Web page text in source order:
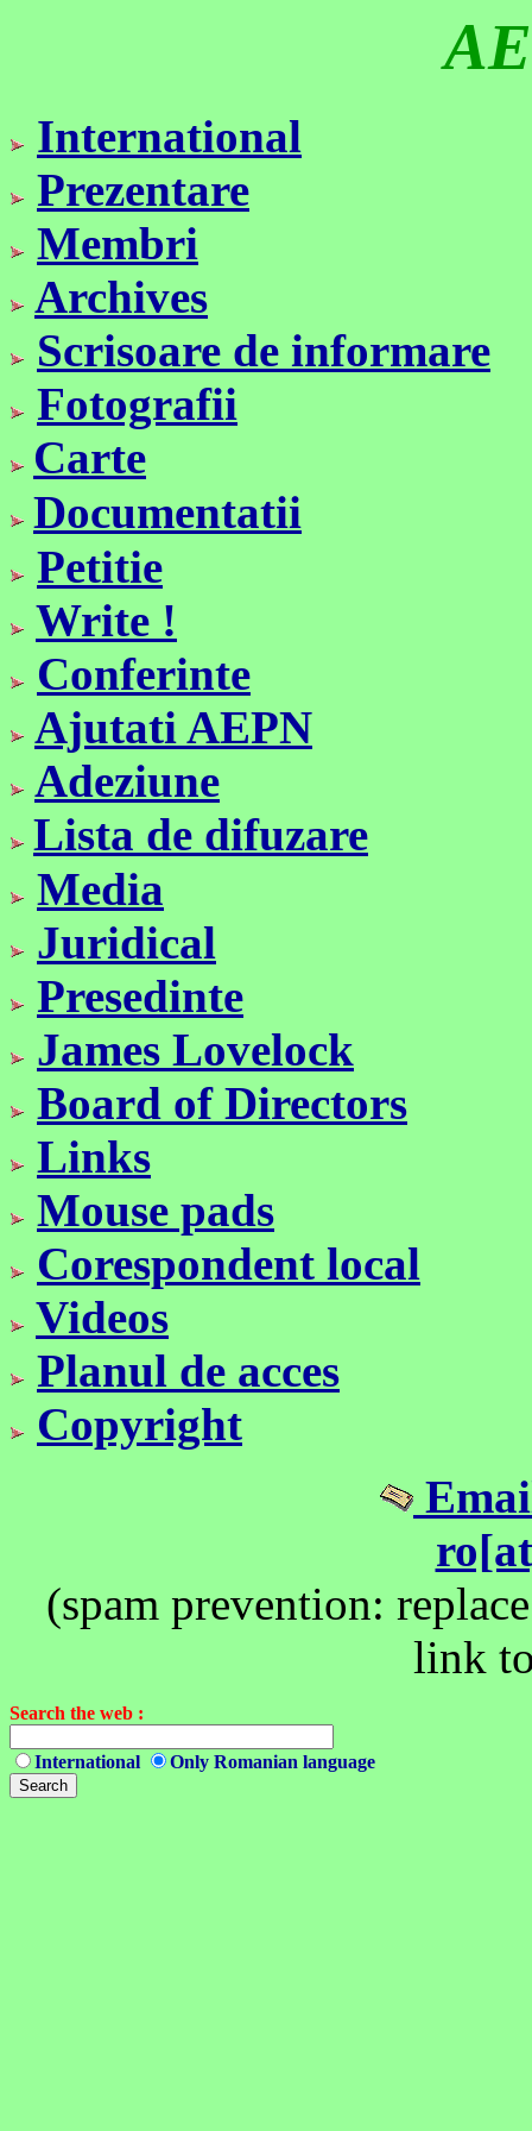
International
Prezentare
Membri
Archives
Scrisoare de informare
Fotografii
Carte
Documentatii
Petitie
Write !
Conferinte
Ajutati AEPN
Adeziune
Lista de difuzare
Media
Juridical
Presedinte
James Lovelock
Board of Directors
Links
Mouse pads
Corespondent local
Videos
Planul de acces
Copyright
(spam prevention:
link
Search the web :
International Only Romanian language